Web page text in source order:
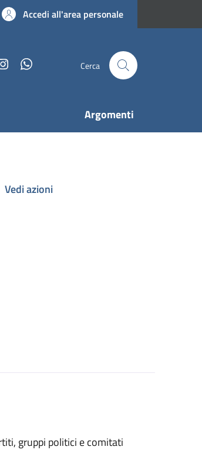
Accedi all'area personale
Instagram Cerca
Argomenti
Vedi azioni
gruppi politici e comitati